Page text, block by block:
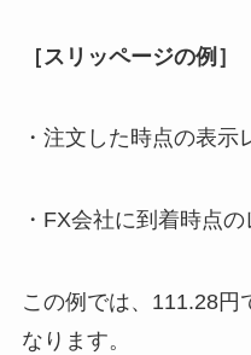
［スリッページの例］
・注文した時点の表示
・FX会社に到着時点
この例では、111.28円
なります。